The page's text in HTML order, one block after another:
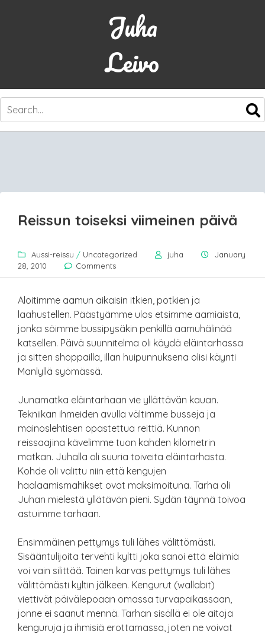
Juha
Leivo
SKIP
CONTENT
Reissun toiseksi viimeinen päivä
Aussi-reissu / Uncategorized juha
January
28, 2010
Comments
Aloitimme aamun aikaisin itkien, potkien ja
laahustellen. Päästyämme ulos etsimme aamiaista,
jonka söimme bussipysäkin penkillä aamuhälinää
katsellen. Päivä suunnitelma oli käydä eläintarhassa
ja sitten shoppailla, illan huipunnuksena olisi käynti
Manlyllä syömässä.
Junamatka eläintarhaan vie yllättävän kauan.
Tekniikan ihmeiden avulla vältimme busseja ja
mainoslehtisen opastettua reittiä. Kunnon
reissaajina kävelimme tuon kahden kilometrin
matkan. Juhalla oli suuria toiveita eläintarhasta.
Kohde oli valittu niin että kengujen
haalaamismahikset ovat maksimoituna. Tarha oli
Juhan mielestä yllätävän pieni. Sydän täynnä toivoa
astuimme tarhaan.
Ensimmäinen pettymys tuli lähes välittömästi.
Sisääntulijoita tervehti kyltti joka sanoi että eläimiä
voi vain silittää. Toinen karvas pettymys tuli lähes
välittömästi kyltin jälkeen. Kengurut (wallabit)
viettivät päivälepoaan omassa turvapaikassaan,
jonne ei saanut mennä. Tarhan sisällä ei ole aitoja
kenguruja ja ihmisiä erottamassa, joten ne voivat